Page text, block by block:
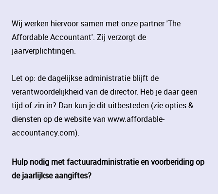
Wij werken hiervoor samen met onze partner 'The
Affordable Accountant'. Zij verzorgt de
jaarverplichtingen.
Let op: de dagelijkse administratie blijft de
verantwoordelijkheid van de director. Heb je daar geen
tijd of zin in? Dan kun je dit uitbesteden (zie opties &
diensten op de website van www.affordable-
accountancy.com).
Hulp nodig met factuuradministratie en voorberiding op
de jaarlijkse aangiftes?